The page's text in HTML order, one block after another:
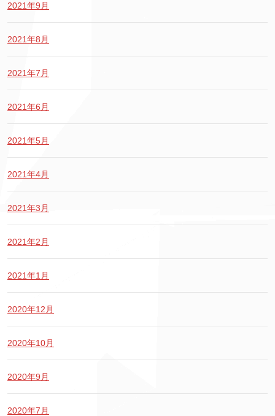
2021年9月
2021年8月
2021年7月
2021年6月
2021年5月
2021年4月
2021年3月
2021年2月
2021年1月
2020年12月
2020年10月
2020年9月
2020年7月